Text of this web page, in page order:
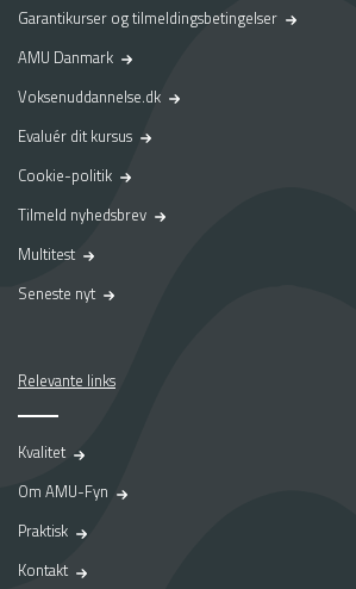
Garantikurser og tilmeldingsbetingelser
AMU Danmark
Voksenuddannelse.dk
Evaluér dit kursus
Cookie-politik
Tilmeld nyhedsbrev
Multitest
Seneste nyt
Relevante links
Kvalitet
Om AMU-Fyn
Praktisk
Kontakt